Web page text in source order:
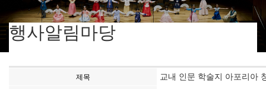
행사알림마당
제목 교내 인문 학술지 아포리아